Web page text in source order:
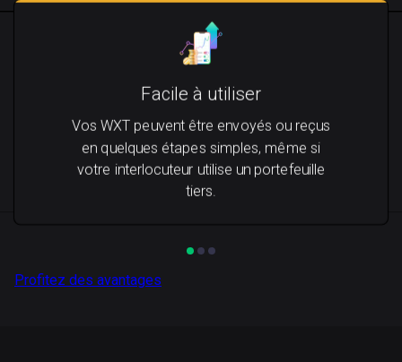
Facile à utiliser
Vos WXT peuvent être envoyés ou reçus
en quelques étapes simples, même si
votre interlocuteur utilise un portefeuille
tiers.
Profitez des avantages